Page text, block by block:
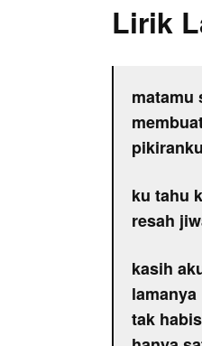
Lirik
matamu
ku tahu
resah
kasih
lamanya
tak